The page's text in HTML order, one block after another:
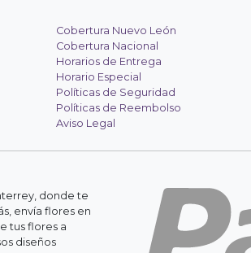
Cobertura Nuevo León
Cobertura Nacional
Horarios de Entrega
Horario Especial
Políticas de Seguridad
Políticas de Reembolso
Aviso Legal
donde te
envía flores en
tus flores a
diseños